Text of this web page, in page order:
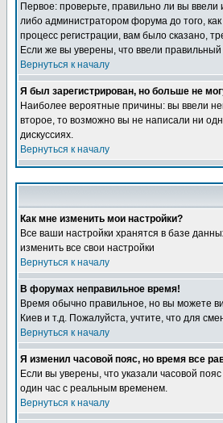
Первое: проверьте, правильно ли вы
либо администратором форума до того,
процесс регистрации, вам было сказано,
Если же вы уверены, что ввели
Вернуться к началу
Я был зарегистрирован, но больше не
Наиболее вероятные причины: вы ввели
второе, то возможно вы не написали ни
дискуссиях.
Вернуться к началу
Как мне изменить мои настройки?
Все ваши настройки хранятся в базе
изменить все свои настройки
Вернуться к началу
В форумах неправильное время!
Время обычно правильное, но вы можете
Киев и т.д. Пожалуйста, учтите, что для
Вернуться к началу
Я изменил часовой пояс, но время все
Если вы уверены, что указали часовой
один час с реальным временем.
Вернуться к началу